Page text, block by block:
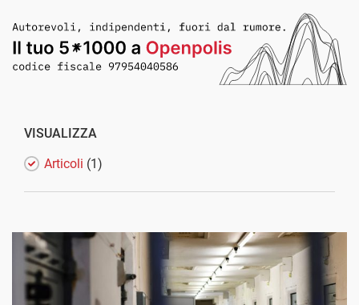
VISUALIZZA
Articoli (1)